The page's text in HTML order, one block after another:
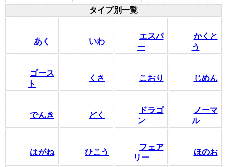
タイプ別一覧
あく いわ
エスパ
ー
かくと
う
ゴース
ト
くさ こおり じめん
でんき どく
ドラゴ
ン
ノーマ
ル
はがね ひこう
フェア
リー
ほのお